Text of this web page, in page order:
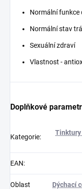
Normální funkce
Normální stav
Sexuální zdraví
Vlastnost -
Doplňkové
Kategorie:
Tinktury
EAN:
Oblast
Dýchací